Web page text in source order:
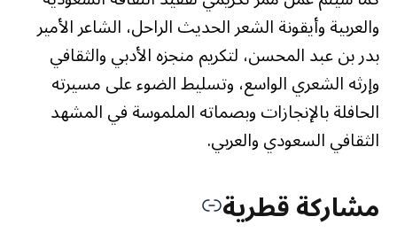
والعربية وأيقونة الشعر الحديث الراحل، الشاعر الأمير
بدر بن عبد المحسن، لتكريم منجزه الأدبي والثقافي
وإرثه الشعري الواسع، وتسليط الضوء على مسيرته
الحافلة بالإنجازات وبصماته الملموسة في المشهد
الثقافي السعودي والعربي.
مشاركة قطرية